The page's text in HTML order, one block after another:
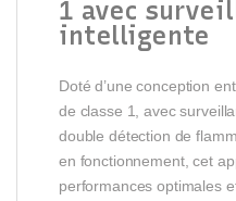
1 avec
intelligente
Doté d’une conception
de classe 1, avec
double détection de
en fonctionnement, cet
performances optimales